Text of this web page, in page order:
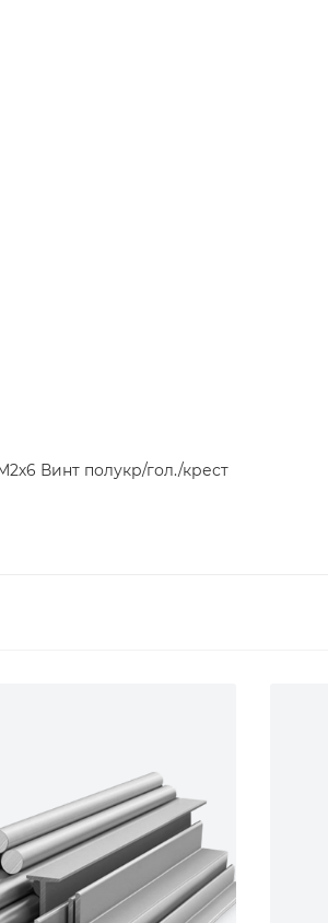
Винт полукр/гол./крест